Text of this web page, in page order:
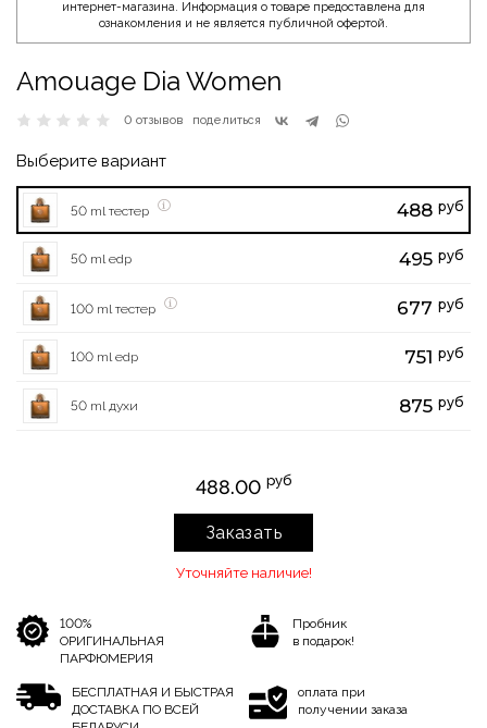
интернет-магазина. Информация о товаре предоставлена для
ознакомления и не является публичной офертой.
Amouage Dia Women
0 отзывов поделиться
Выберите вариант
50 ml тестер 488 руб
50 ml edp 495 руб
100 ml тестер 677 руб
100 ml edp 751 руб
50 ml духи 875 руб
488.00 руб
Заказать
Уточняйте наличие!
100%
ОРИГИНАЛЬНАЯ
ПАРФЮМЕРИЯ
Пробник
в подарок!
БЕСПЛАТНАЯ И БЫСТРАЯ
ДОСТАВКА ПО ВСЕЙ
оплата при
получении заказа